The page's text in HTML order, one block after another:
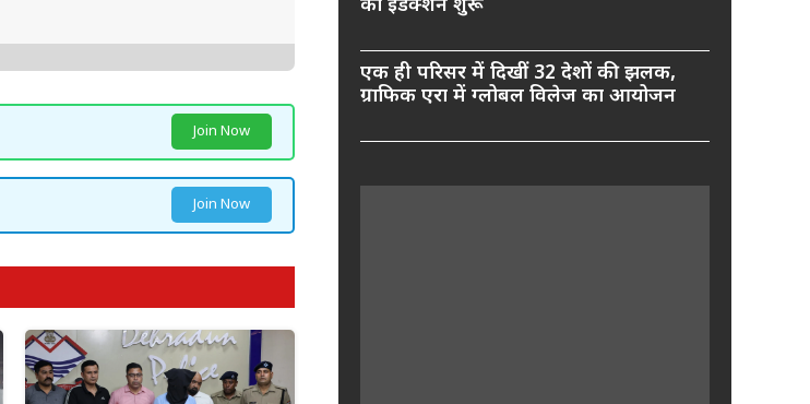
Join Now
Join Now
का इंडक्शन शुरू
एक ही परिसर में दिखीं 32 देशों की झलक,
ग्राफिक एरा में ग्लोबल विलेज का आयोजन